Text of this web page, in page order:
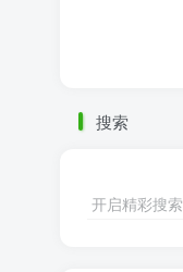
搜索
开启精彩搜索